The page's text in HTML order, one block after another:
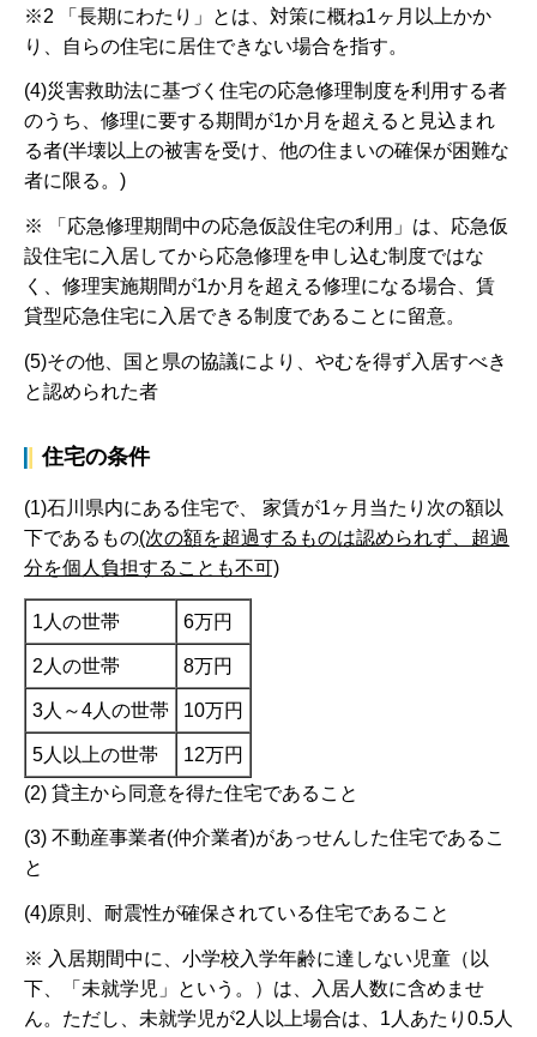
※2 「長期にわたり」とは、対策に概ね1ヶ月以上かか
り、自らの住宅に居住できない場合を指す。
(4)災害救助法に基づく住宅の応急修理制度を利用する者
のうち、修理に要する期間が1か月を超えると見込まれ
る者(半壊以上の被害を受け、他の住まいの確保が困難な
者に限る。)
※ 「応急修理期間中の応急仮設住宅の利用」は、応急仮
設住宅に入居してから応急修理を申し込む制度ではな
く、修理実施期間が1か月を超える修理になる場合、賃
貸型応急住宅に入居できる制度であることに留意。
(5)その他、国と県の協議により、やむを得ず入居すべき
と認められた者
住宅の条件
(1)石川県内にある住宅で、 家賃が1ヶ月当たり次の額以
下であるもの(次の額を超過するものは認められず、超過
分を個人負担することも不可)
1人の世帯 6万円
2人の世帯 8万円
3人～4人の世帯 10万円
5人以上の世帯
12万円
(2) 貸主から同意を得た住宅であること
(3) 不動産事業者(仲介業者)があっせんした住宅であるこ
と
(4)原則、耐震性が確保されている住宅であること
※ 入居期間中に、小学校入学年齢に達しない児童（以
下、「未就学児」という。）は、入居人数に含めませ
ん。ただし、未就学児が2人以上場合は、1人あたり0.5人